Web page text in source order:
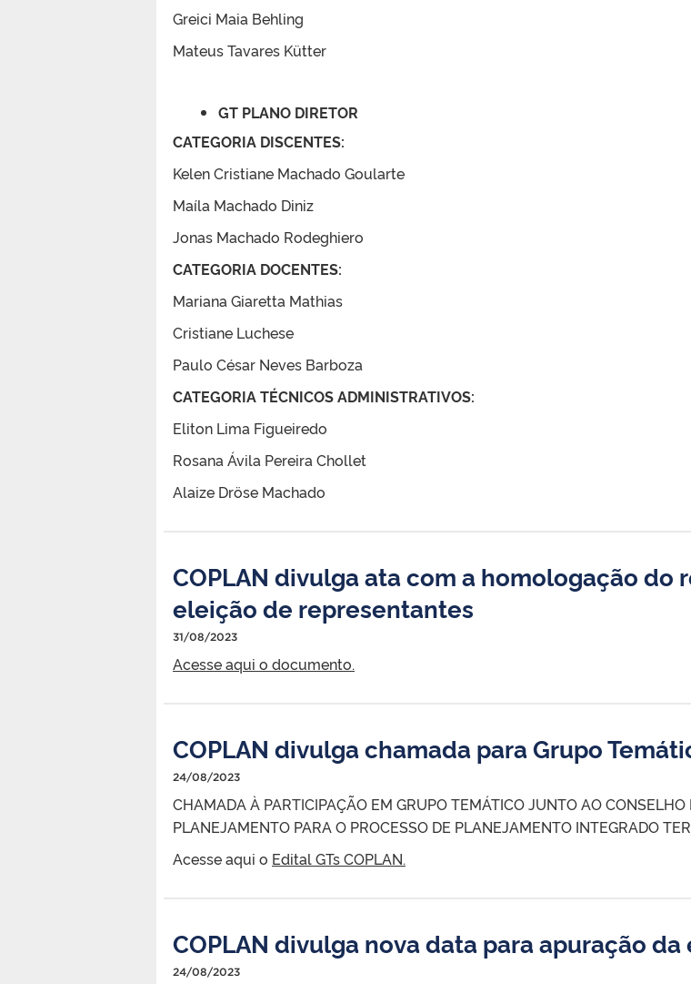
Greici Maia Behling
Mateus Tavares Kütter
GT PLANO DIRETOR
CATEGORIA DISCENTES:
Kelen Cristiane Machado Goularte
Maíla Machado Diniz
Jonas Machado Rodeghiero
CATEGORIA DOCENTES:
Mariana Giaretta Mathias
Cristiane Luchese
Paulo César Neves Barboza
CATEGORIA TÉCNICOS ADMINISTRATIVOS:
Eliton Lima Figueiredo
Rosana Ávila Pereira Chollet
Alaize Dröse Machado
COPLAN divulga ata com a homologação do
eleição de representantes
31/08/2023
Acesse aqui o documento.
COPLAN divulga chamada para Grupo
24/08/2023
CHAMADA À PARTICIPAÇÃO EM GRUPO TEMÁTICO JUNTO AO CONSELHO
PLANEJAMENTO PARA O PROCESSO DE PLANEJAMENTO INTEGRADO
Acesse aqui o Edital GTs COPLAN.
COPLAN divulga nova data para apuração
24/08/2023